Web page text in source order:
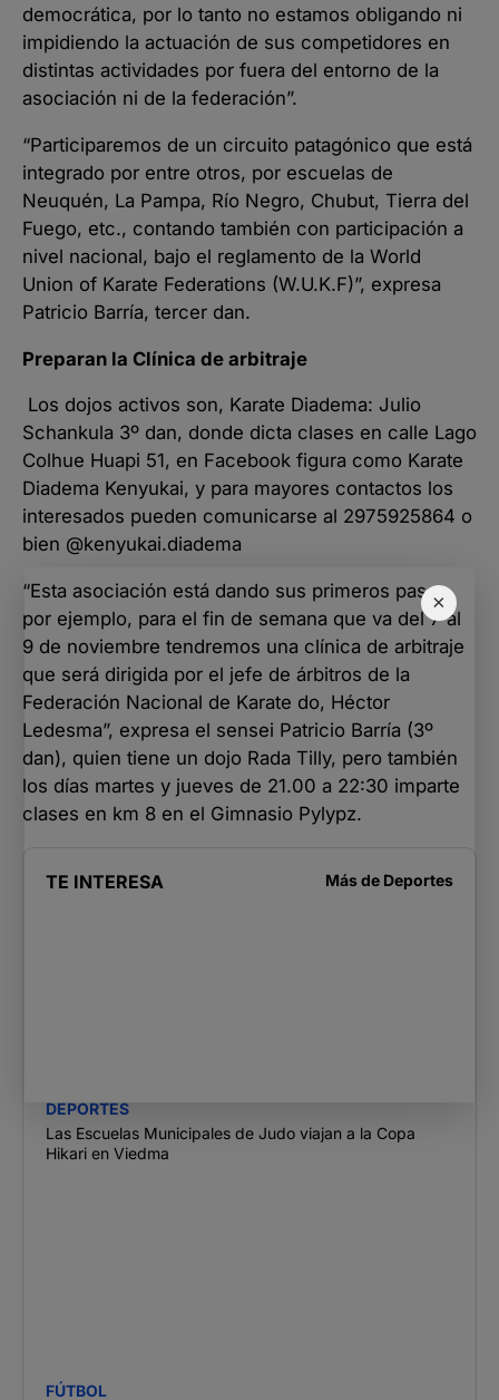
×
democrática, por lo tanto no estamos obligando ni
impidiendo la actuación de sus competidores en
distintas actividades por fuera del entorno de la
asociación ni de la federación”.
“Participaremos de un circuito patagónico que está
integrado por entre otros, por escuelas de
Neuquén, La Pampa, Río Negro, Chubut, Tierra del
Fuego, etc., contando también con participación a
nivel nacional, bajo el reglamento de la World
Union of Karate Federations (W.U.K.F)”, expresa
Patricio Barría, tercer dan.
Preparan la Clínica de arbitraje
Los dojos activos son, Karate Diadema: Julio
Schankula 3º dan, donde dicta clases en calle Lago
Colhue Huapi 51, en Facebook figura como Karate
Diadema Kenyukai, y para mayores contactos los
interesados pueden comunicarse al 2975925864 o
bien @kenyukai.diadema
“Esta asociación está dando sus primeros pasos,
por ejemplo, para el fin de semana que va del 7 al
9 de noviembre tendremos una clínica de arbitraje
que será dirigida por el jefe de árbitros de la
Federación Nacional de Karate do, Héctor
Ledesma”, expresa el sensei Patricio Barría (3º
dan), quien tiene un dojo Rada Tilly, pero también
los días martes y jueves de 21.00 a 22:30 imparte
clases en km 8 en el Gimnasio Pylypz.
TE INTERESA Más de Deportes
DEPORTES
Las Escuelas Municipales de Judo viajan a la Copa
Hikari en Viedma
FÚTBOL